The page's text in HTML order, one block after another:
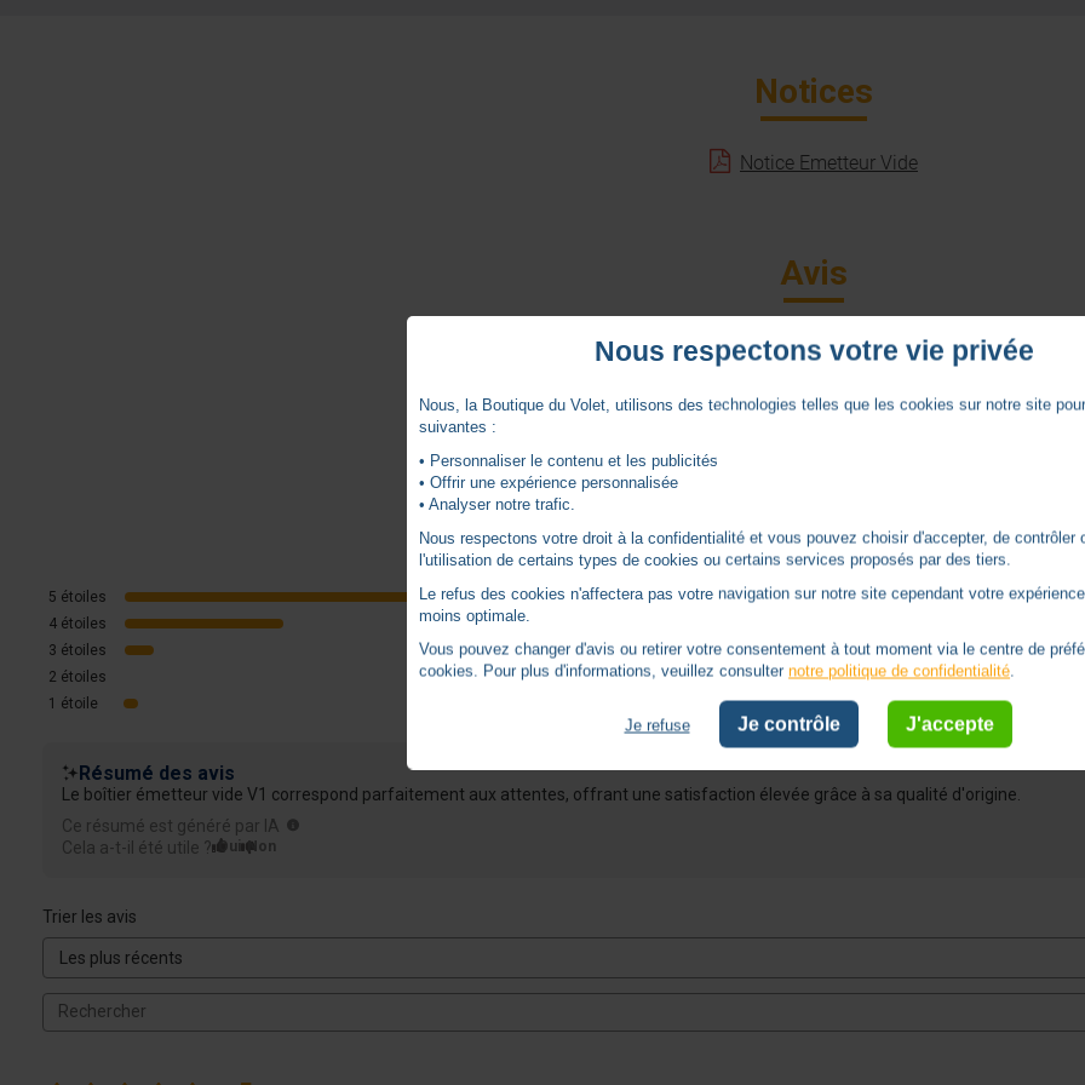
Notices
Notice Emetteur Vide
Avis
4.8
Voir tous les avis sur ce site
5 étoiles
4 étoiles
3 étoiles
2 étoiles
1 étoile
Résumé des avis
Le boîtier émetteur vide V1 correspond parfaitement aux attentes, offrant une satisfaction élevée grâce à sa qualité d'origine.
Ce résumé est généré par IA
Cela a-t-il été utile ? Oui Non
Trier les avis
Nous respectons votre vie privée
Nous, la Boutique du Volet, utilisons des technologies telles que les cookies sur notre site
suivantes :
• Personnaliser le contenu et les publicités
• Offrir une expérience personnalisée
• Analyser notre trafic.
Nous respectons votre droit à la confidentialité et vous pouvez choisir d'accepter, de contrôler
l'utilisation de certains types de cookies ou certains services proposés par des tiers.
Le refus des cookies n'affectera pas votre navigation sur notre site cependant votre
moins optimale.
Vous pouvez changer d'avis ou retirer votre consentement à tout moment via le centre de
cookies. Pour plus d'informations, veuillez consulternotre politique de confidentialité.
Je refuse Je contrôle J'accepte